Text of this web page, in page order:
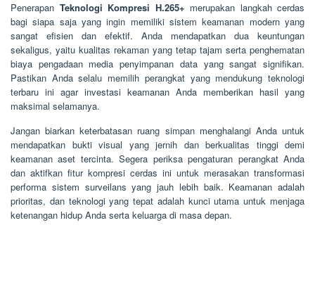
Penerapan Teknologi Kompresi H.265+ merupakan langkah cerdas
bagi siapa saja yang ingin memiliki sistem keamanan modern yang
sangat efisien dan efektif. Anda mendapatkan dua keuntungan
sekaligus, yaitu kualitas rekaman yang tetap tajam serta penghematan
biaya pengadaan media penyimpanan data yang sangat signifikan.
Pastikan Anda selalu memilih perangkat yang mendukung teknologi
terbaru ini agar investasi keamanan Anda memberikan hasil yang
maksimal selamanya.
Jangan biarkan keterbatasan ruang simpan menghalangi Anda untuk
mendapatkan bukti visual yang jernih dan berkualitas tinggi demi
keamanan aset tercinta. Segera periksa pengaturan perangkat Anda
dan aktifkan fitur kompresi cerdas ini untuk merasakan transformasi
performa sistem surveilans yang jauh lebih baik. Keamanan adalah
prioritas, dan teknologi yang tepat adalah kunci utama untuk menjaga
ketenangan hidup Anda serta keluarga di masa depan.